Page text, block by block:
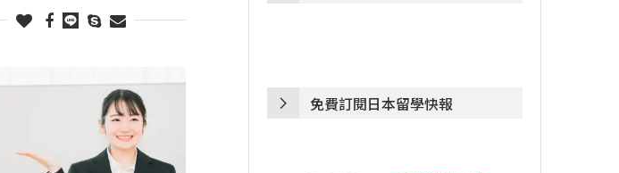
免費訂閱日本留學快報